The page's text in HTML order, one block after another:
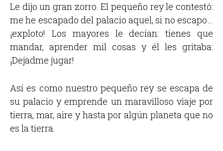
Le dijo un gran zorro. El pequeño rey le contestó:
me he escapado del palacio aquel, si no escapo…
¡exploto! Los mayores le decían: tienes que
mandar, aprender mil cosas y él les gritaba:
¡Dejadme jugar!
Así es como nuestro pequeño rey se escapa de
su palacio y emprende un maravilloso viaje por
tierra, mar, aire y hasta por algún planeta que no
es la tierra.